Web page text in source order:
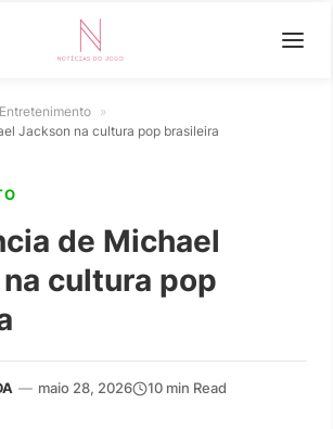
Entretenimento »
Jackson na cultura pop brasileira
de Michael
cultura pop
— maio 28, 2026 10 min Read